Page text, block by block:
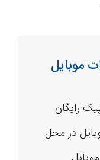
موبایل
رایگان
در محل